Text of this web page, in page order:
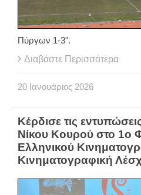
Πύργων 1-3".
Διαβάστε Περισσότερα
20 Ιανουάριος 2026
Κέρδισε τις
Νίκου Κουρού στο 1ο
Ελληνικού
Κινηματογραφική